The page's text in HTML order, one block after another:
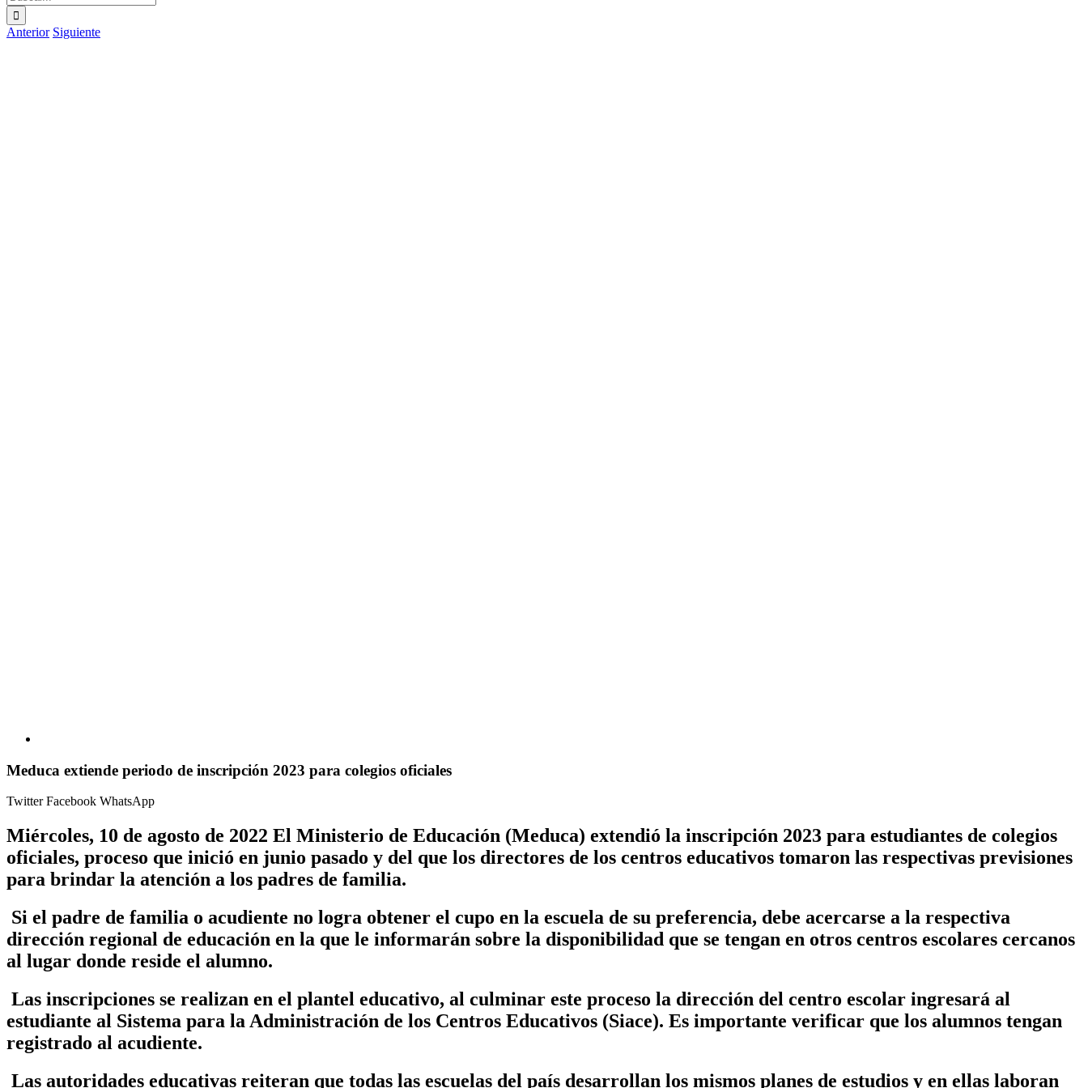
Anterior Siguiente
Meduca extiende periodo de inscripción 2023 para colegios oficiales
TwitterFacebook WhatsApp
Miércoles, 10 de agosto de 2022 El Ministerio de Educación (Meduca) extendió la inscripción 2023 para estudiantes de colegios
oficiales, proceso que inició en junio pasado y del que los directores de los centros educativos tomaron las respectivas previsiones
para brindar la atención a los padres de familia.
Si el padre de familia o acudiente no logra obtener el cupo en la escuela de su preferencia, debe acercarse a la respectiva
dirección regional de educación en la que le informarán sobre la disponibilidad que se tengan en otros centros escolares cercanos
al lugar donde reside el alumno.
Las inscripciones se realizan en el plantel educativo, al culminar este proceso la dirección del centro escolar ingresará al
estudiante al Sistema para la Administración de los Centros Educativos (Siace). Es importante verificar que los alumnos tengan
registrado al acudiente.
Las autoridades educativas reiteran que todas las escuelas del país desarrollan los mismos planes de estudios y en ellas laboran